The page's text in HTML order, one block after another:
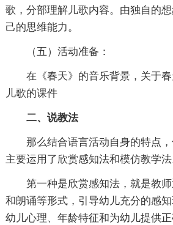
歌，分部理解儿歌内容。由独自的
己的思维能力。
（五）活动准备：
在《春天》的音乐背景，关于
儿歌的课件
二、说教法
那么结合语言活动自身的特点
主要运用了欣赏感知法和模仿教学法
第一种是欣赏感知法，就是教
和朗诵等形式，引导幼儿充分的感
幼儿心理、年龄特征和为幼儿提供